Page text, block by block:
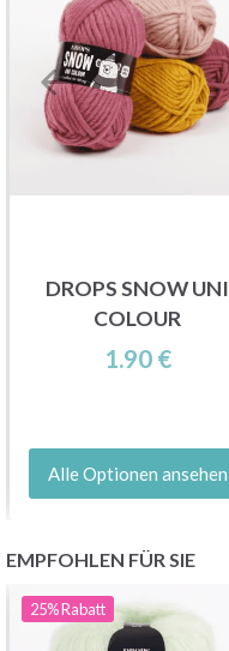
DROPS SNOW UNI
COLOUR
1.90 €
Alle Optionen ansehen
EMPFOHLEN FÜR SIE
25%Rabatt